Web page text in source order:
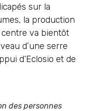
sur la
la production
centre va bientôt
d’une serre
d’Eclosio et de
des personnes